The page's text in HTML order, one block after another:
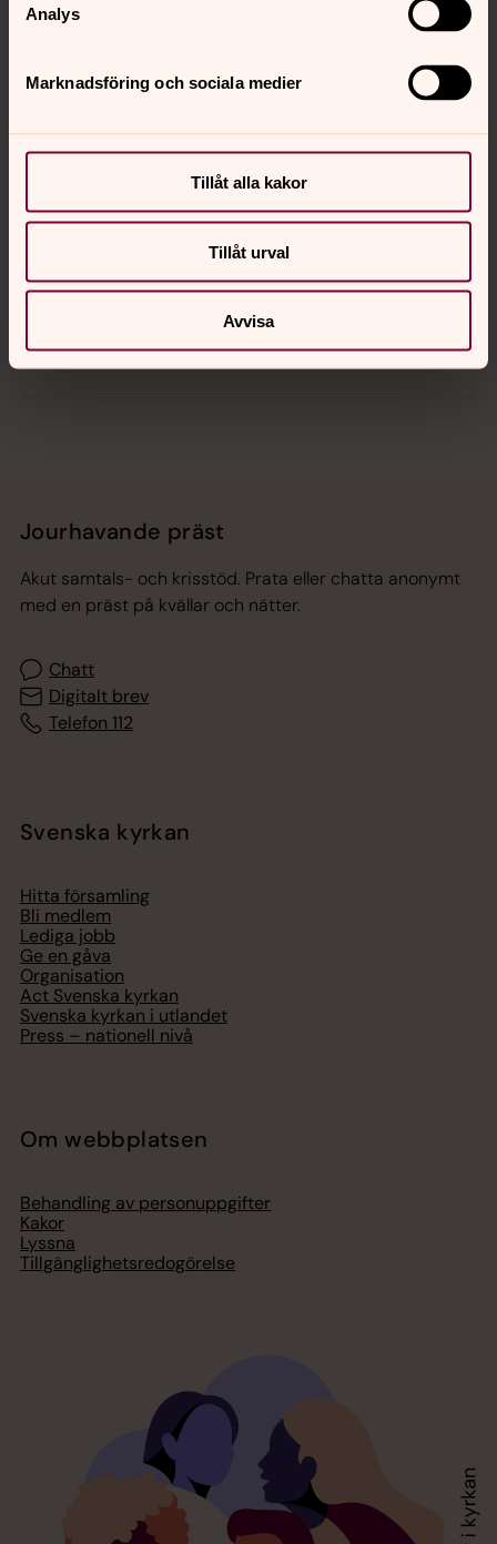
Analys
Marknadsföring och sociala medier
Tillåt alla kakor
Tillåt urval
Avvisa
Hitta snabbt
Sociala kanaler
Jourhavande präst
Akut samtals- och krisstöd. Prata eller chatta anonymt
med en präst på kvällar och nätter.
Chatt
Digitalt brev
Telefon 112
Svenska kyrkan
Hitta församling
Bli medlem
Lediga jobb
Ge en gåva
Organisation
Act Svenska kyrkan
Svenska kyrkan i utlandet
Press – nationell nivå
Om webbplatsen
Behandling av personuppgifter
Kakor
Lyssna
Tillgänglighetsredogörelse